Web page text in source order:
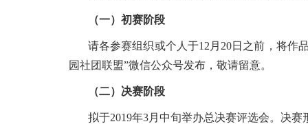
（一）初赛阶段
请各参赛组织或个人于12月20日之前，将作
园社团联盟”微信公众号发布，敬请留意。
（二）决赛阶段
拟于2019年3月中旬举办总决赛评选会。决